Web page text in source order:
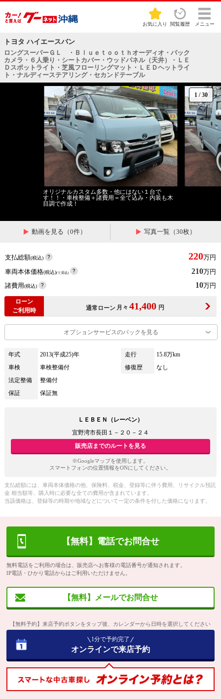
お気に入り 閲覧履歴 メニュー
トヨタ ハイエースバン
ロングスーパーＧＬ ・Ｂｌｕｅｔｏｏｔｈオーディオ・バック
カメラ・６人乗り・シートカバー・ウッドパネル（天井）・ＬＥ
Ｄスポットライト・芝風フローリングマット・ＬＥＤヘットライ
ト・ナルディーステアリング・セカンドテーブル
1 /30
オリジナルカスタム多数・他にはない１台で
す！！・車検整備＋諸費用＝全て込み・内装も木
目調で作成！
動画を見る（0件） 写真一覧（30枚）
支払総額(税込) 220万円
車両本体価格(税込)(リ済込) 210万円
諸費用(税込) 10万円
ローン
ご利用時
通常ローン 月々 41,400 円
オプションサービスのパックを見る
年式 2013(平成25)年 走行
15.8万km
車検
車検整備付 修復歴
なし
法定整備
整備付
保証
保証無
ＬＥＢＥＮ（レーベン）
宜野湾市長田１－２０－２４
販売店までのルートを見る
※Googleマップを使用します。
スマートフォンの位置情報をONにしてください。
支払総額には、車両本体価格の他、保険料、税金、登録等に伴う費用、リサイクル預託
金 相当額等、購入時に必要な全ての費用が含まれています。
当該価格は、登録等の時期や地域などについて一定の条件を付した価格になります。
【無料】電話でお問合せ
無料電話をご利用の場合は、販売店へお客様の電話番号が通知されます。
IP電話・ひかり電話からはご利用いただけません。
【無料】メールでお問合せ
【無料予約】来店予約ボタンをタップ後、カレンダーから日時を選択してください
1分で予約完了
オンラインで来店予約